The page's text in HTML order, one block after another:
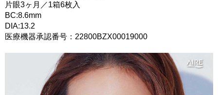
片眼3ヶ月／1箱6枚入
BC:8.6mm
DIA:13.2
医療機器承認番号：22800BZX00019000